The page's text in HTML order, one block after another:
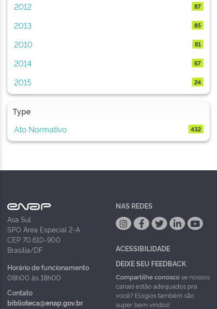
2012 87
2013 85
2010 81
2014 67
2015 24
Type
Ato Normativo
432
Asa Sul
SPO Área Especial 2-A
CEP 70.610-900
Brasília/DF
Horário de funcionamento
08h00 às 18h00
Contato
biblioteca@enap.gov.br
NAS REDES
ACESSIBILIDADE
DEIXE SEU FEEDBACK
Compartilhe conoscose nossos
canais estão adequados pra
você? Elogios também são
super bem vindos!